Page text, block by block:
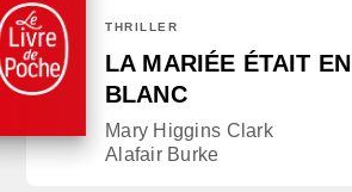
THRILLER
LA MARIÉE ÉTAIT EN
BLANC
Mary Higgins Clark
Alafair Burke